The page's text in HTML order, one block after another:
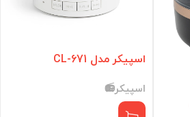
اسپیکر مدل CL-671
اسپیکر📻